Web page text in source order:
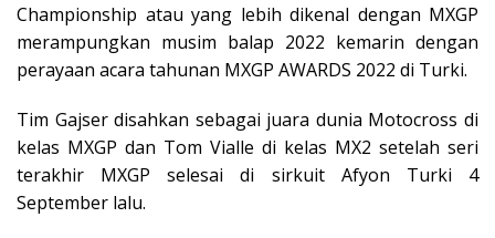
Championship atau yang lebih dikenal dengan MXGP
merampungkan musim balap 2022 kemarin dengan
perayaan acara tahunan MXGP AWARDS 2022 di Turki.
Tim Gajser disahkan sebagai juara dunia Motocross di
kelas MXGP dan Tom Vialle di kelas MX2 setelah seri
terakhir MXGP selesai di sirkuit Afyon Turki 4
September lalu.